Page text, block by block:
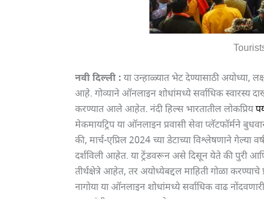
नवी दिल्ली : या उन्हाळ्यात भेट देण्यासाठी अयोध्या,
आहे. गोव्याने ऑनलाइन शोधांमध्ये सर्वाधिक स्वारस्य
करण्यात आले आहेत. नंदी हिल्स भारतातील लोकप्रिय
मेकमायट्रिप या ऑनलाइन प्रवासी सेवा प्लॅटफॉर्मने
की, मार्च-एप्रिल 2024 च्या डेटाच्या विश्लेषणाने गेल्या
दर्शविली आहेत. या ट्रेंडवरून असे दिसून येते की पुरी
तीर्थक्षेत्रे आहेत, तर अयोध्येबद्दल माहिती गोळा
नागोया या ऑनलाइन शोधांमध्ये सर्वाधिक वाढ